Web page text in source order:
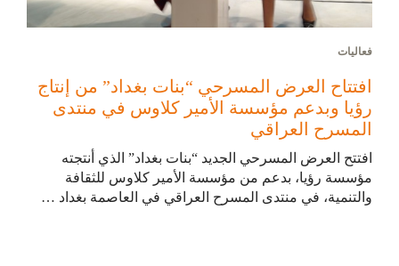
فعاليات
افتتاح العرض المسرحي “بنات بغداد” من إنتاج
رؤيا وبدعم مؤسسة الأمير كلاوس في منتدى
المسرح العراقي
افتتح العرض المسرحي الجديد “بنات بغداد” الذي أنتجته
مؤسسة رؤيا، بدعم من مؤسسة الأمير كلاوس للثقافة
والتنمية، في منتدى المسرح العراقي في العاصمة بغداد …